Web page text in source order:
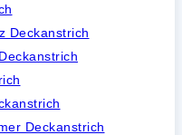
Deckanstrich
Deckanstrich